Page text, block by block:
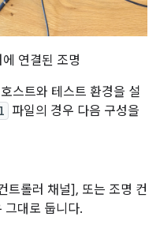
연결된 조명
스트와 테스트 환경을 설
파일의 경우 다음 구성을
트롤러 채널], 또는 조명 컨
그대로 둡니다.